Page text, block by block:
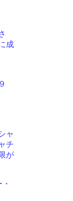
成
ャ
チ
が